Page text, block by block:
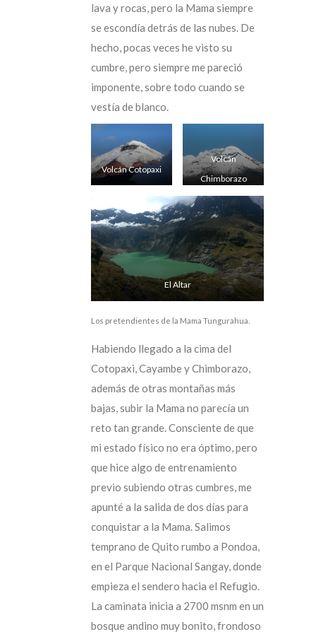
lava y rocas, pero la Mama siempre
se escondía detrás de las nubes. De
hecho, pocas veces he visto su
cumbre, pero siempre me pareció
imponente, sobre todo cuando se
vestía de blanco.
Volcán Cotopaxi
Volcán
Chimborazo
El Altar
Los pretendientes de la Mama Tungurahua.
Habiendo llegado a la cima del
Cotopaxi, Cayambe y Chimborazo,
además de otras montañas más
bajas, subir la Mama no parecía un
reto tan grande. Consciente de que
mi estado físico no era óptimo, pero
que hice algo de entrenamiento
previo subiendo otras cumbres, me
apunté a la salida de dos días para
conquistar a la Mama. Salimos
temprano de Quito rumbo a Pondoa,
en el Parque Nacional Sangay, donde
empieza el sendero hacia el Refugio.
La caminata inicia a 2700 msnm en un
bosque andino muy bonito, frondoso